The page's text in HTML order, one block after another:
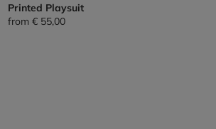
Printed Playsuit
from € 55,00